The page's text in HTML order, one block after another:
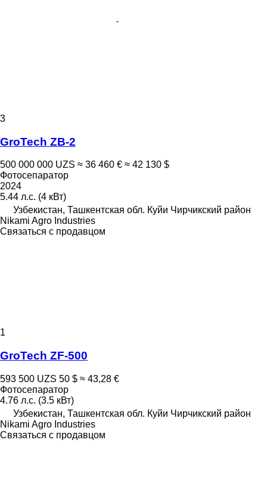
3
GroTech ZB-2
500 000 000 UZS ≈ 36 460 € ≈ 42 130 $
Фотосепаратор
2024
5.44 л.с. (4 кВт)
Узбекистан, Ташкентская обл. Куйи Чирчикский район
Nikami Agro Industries
Связаться с продавцом
1
GroTech ZF-500
593 500 UZS 50 $ ≈ 43,28 €
Фотосепаратор
4.76 л.с. (3.5 кВт)
Узбекистан, Ташкентская обл. Куйи Чирчикский район
Nikami Agro Industries
Связаться с продавцом